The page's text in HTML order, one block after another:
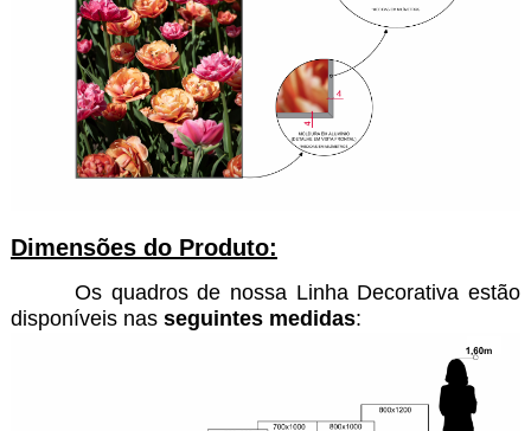
Dimensões do Produto:
Os quadros de nossa Linha Decorativa estão
disponíveis nas seguintes medidas: